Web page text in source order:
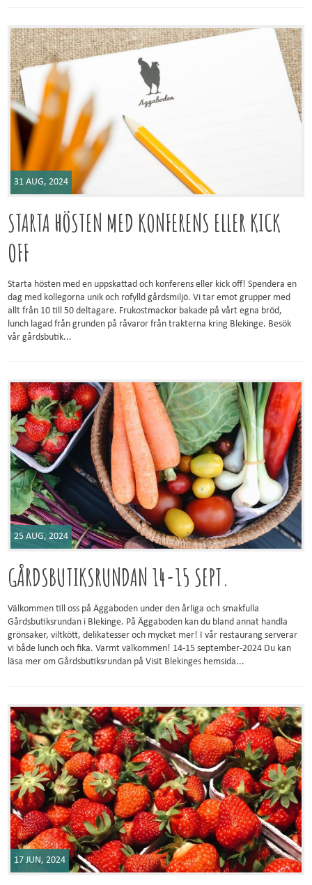
31 AUG, 2024
STARTA HÖSTEN MED KONFERENS ELLER KICK
OFF
Starta hösten med en uppskattad och konferens eller kick off! Spendera en
dag med kollegorna unik och rofylld gårdsmiljö. Vi tar emot grupper med
allt från 10 till 50 deltagare. Frukostmackor bakade på vårt egna bröd,
lunch lagad från grunden på råvaror från trakterna kring Blekinge. Besök
vår gårdsbutik...
25 AUG, 2024
GÅRDSBUTIKSRUNDAN 14-15 SEPT.
Välkommen till oss på Äggaboden under den årliga och smakfulla
Gårdsbutiksrundan i Blekinge. På Äggaboden kan du bland annat handla
grönsaker, viltkött, delikatesser och mycket mer! I vår restaurang serverar
vi både lunch och fika. Varmt välkommen! 14-15 september-2024 Du kan
läsa mer om Gårdsbutiksrundan på Visit Blekinges hemsida...
17 JUN, 2024